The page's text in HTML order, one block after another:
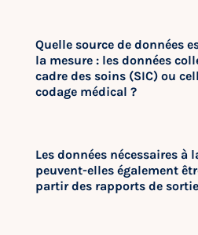
Quelle source de données
la mesure : les données
cadre des soins (SIC) ou
codage médical ?
Les données nécessaires à
peuvent-elles également
partir des rapports de